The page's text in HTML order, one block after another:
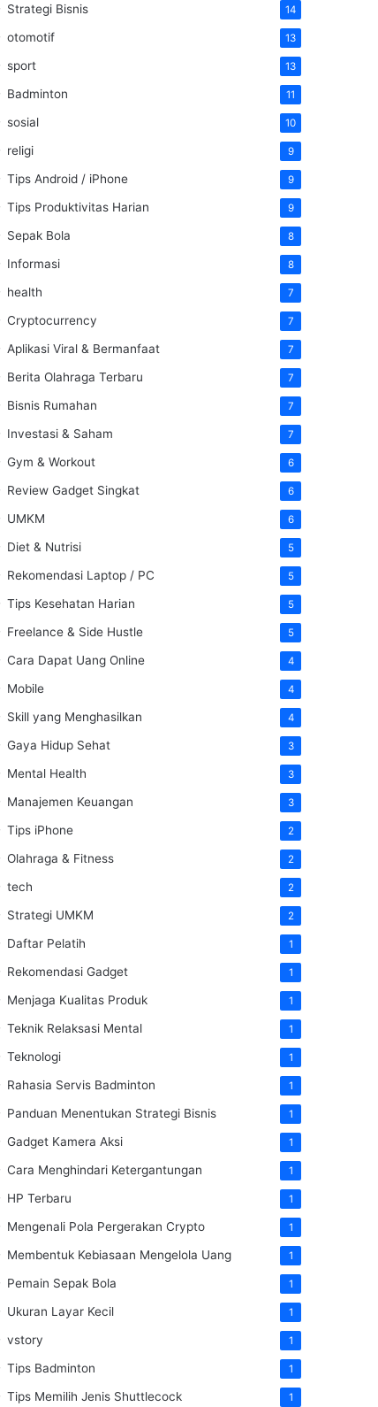
Strategi Bisnis 14
otomotif 13
sport 13
Badminton 11
sosial 10
religi 9
Tips Android / iPhone 9
Tips Produktivitas Harian 9
Sepak Bola 8
Informasi 8
health 7
Cryptocurrency 7
Aplikasi Viral & Bermanfaat 7
Berita Olahraga Terbaru 7
Bisnis Rumahan 7
Investasi & Saham 7
Gym & Workout 6
Review Gadget Singkat 6
UMKM 6
Diet & Nutrisi 5
Rekomendasi Laptop / PC 5
Tips Kesehatan Harian 5
Freelance & Side Hustle 5
Cara Dapat Uang Online 4
Mobile 4
Skill yang Menghasilkan 4
Gaya Hidup Sehat 3
Mental Health 3
Manajemen Keuangan 3
Tips iPhone 2
Olahraga & Fitness 2
tech 2
Strategi UMKM 2
Daftar Pelatih 1
Rekomendasi Gadget 1
Menjaga Kualitas Produk 1
Teknik Relaksasi Mental 1
Teknologi 1
Rahasia Servis Badminton 1
Panduan Menentukan Strategi Bisnis 1
Gadget Kamera Aksi 1
Cara Menghindari Ketergantungan 1
HP Terbaru 1
Mengenali Pola Pergerakan Crypto 1
Membentuk Kebiasaan Mengelola Uang 1
Pemain Sepak Bola 1
Ukuran Layar Kecil 1
vstory 1
Tips Badminton 1
Tips Memilih Jenis Shuttlecock 1